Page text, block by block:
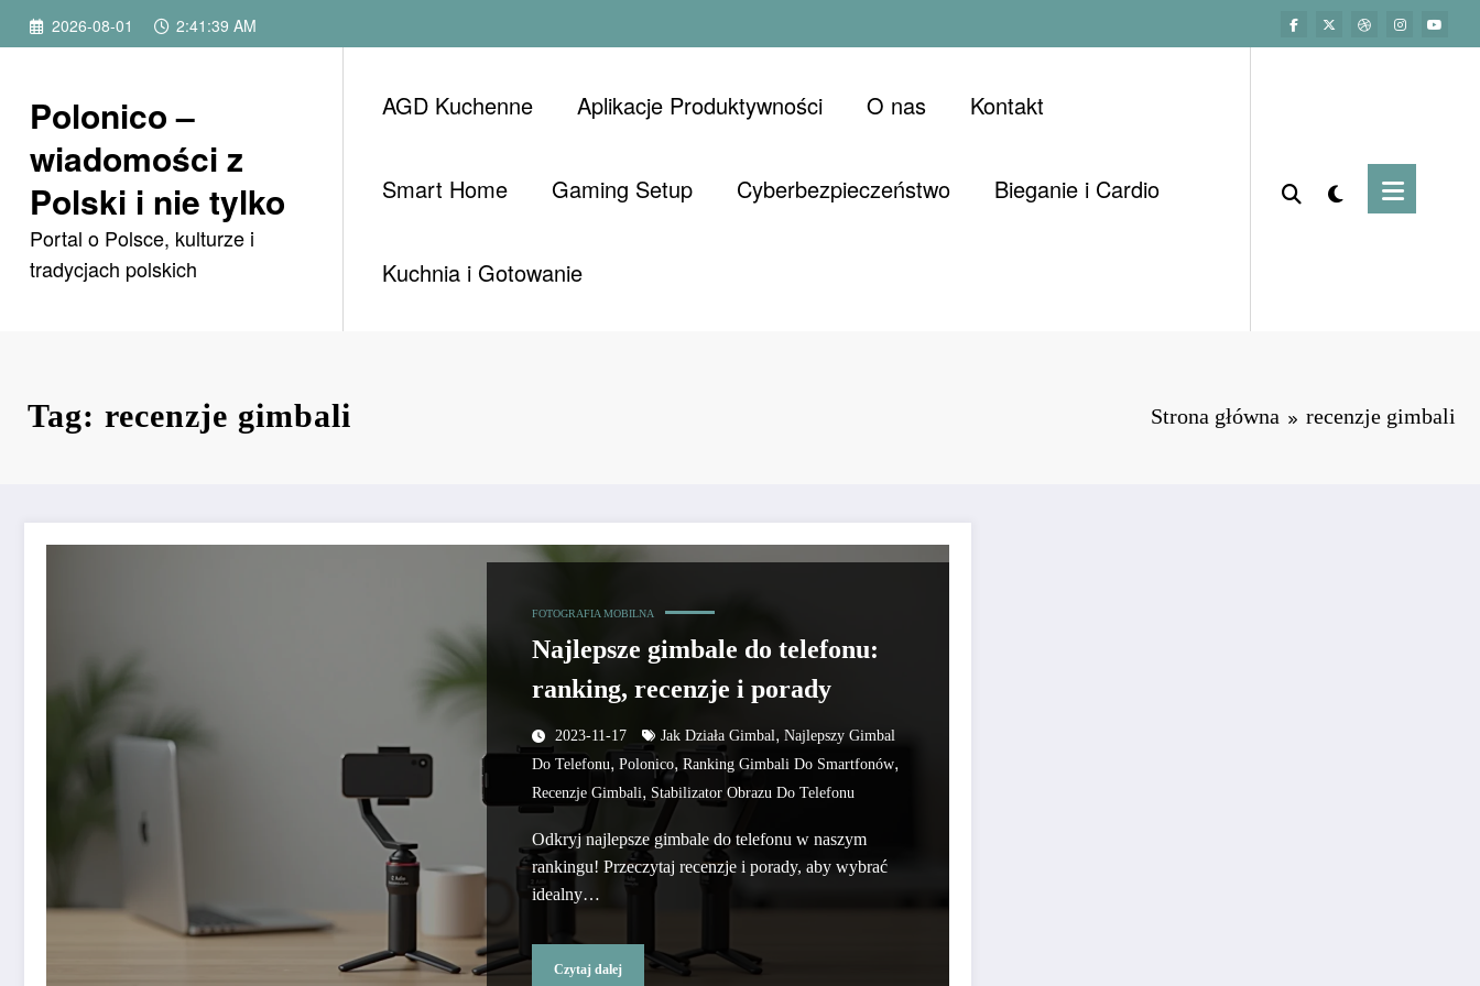
Przejdź 2026-08-01 2:41:39 AM
Polonico –
wiadomości z
Polski i nie tylko
Portal o Polsce, kulturze i
tradycjach polskich
AGD Kuchenne Aplikacje Produktywności O nas Kontakt
Smart Home Gaming Setup Cyberbezpieczeństwo Bieganie i Cardio
Kuchnia i Gotowanie
Tag: recenzje gimbali Strona główna recenzje gimbali
FOTOGRAFIA MOBILNA
Najlepsze gimbale do telefonu:
ranking, recenzje i porady
2023-11-17 Jak Działa Gimbal, Najlepszy Gimbal
Do Telefonu, Polonico, Ranking Gimbali Do Smartfonów,
Recenzje Gimbali, Stabilizator Obrazu Do Telefonu
Odkryj najlepsze gimbale do telefonu w naszym
rankingu! Przeczytaj recenzje i porady, aby wybrać
idealny…
Czytaj dalej